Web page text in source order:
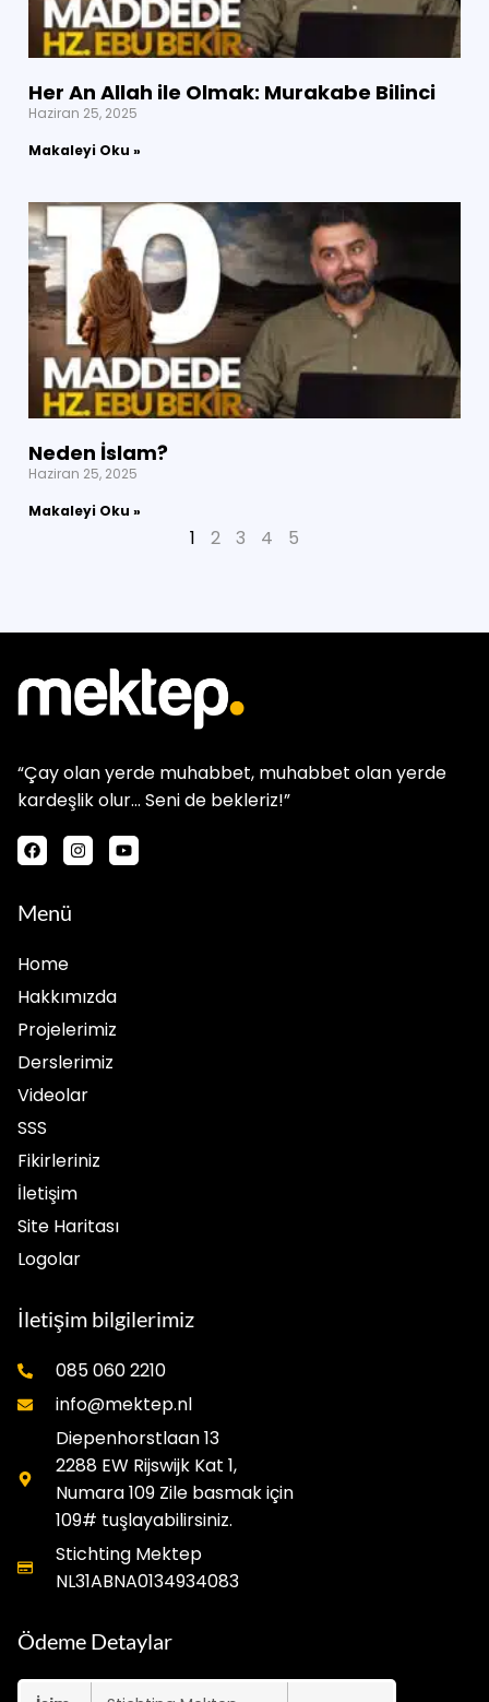
Her An Allah ile Olmak: Murakabe Bilinci
Haziran 25, 2025
Makaleyi Oku »
Neden İslam?
Haziran 25, 2025
Makaleyi Oku »
1 2 3 4 5
“Çay olan yerde muhabbet, muhabbet olan yerde
kardeşlik olur… Seni de bekleriz!”
Menü
Home
Hakkımızda
Projelerimiz
Derslerimiz
Videolar
SSS
Fikirleriniz
İletişim
Site Haritası
Logolar
İletişim bilgilerimiz
085 060 2210
info@mektep.nl
Diepenhorstlaan 13
2288 EW Rijswijk Kat 1,
Numara 109 Zile basmak için
109# tuşlayabilirsiniz.
Stichting Mektep
NL31ABNA0134934083
Ödeme Detaylar